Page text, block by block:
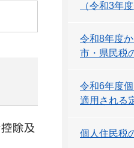
除及
（令和3年度
令和8年度
市・県民税
令和6年度
適用される
個人住民税